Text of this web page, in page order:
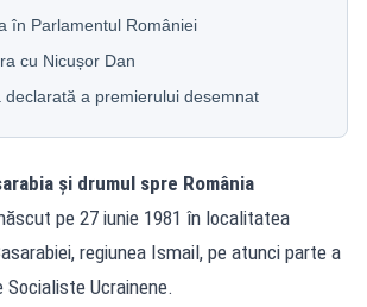
în Parlamentul României
cu Nicușor Dan
declarată a premierului desemnat
și drumul spre România
pe 27 iunie 1981 în localitatea
regiunea Ismail, pe atunci parte a
Socialiste Ucrainene.